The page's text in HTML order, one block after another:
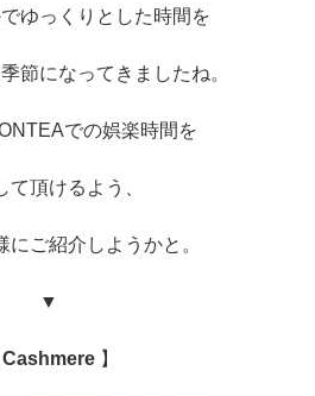
ゆっくりとした時間を
節になってきましたね。
での娯楽時間を
て頂けるよう、
にご紹介しようかと。
▼
Cashmere 】